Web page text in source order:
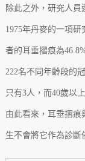
除此之外，研究人員
1975年丹麥的一項
者的耳垂摺痕為
222名不同年齡段的
只有3人，而40歲以
由此看來，耳垂摺痕
生不會將它作為診斷